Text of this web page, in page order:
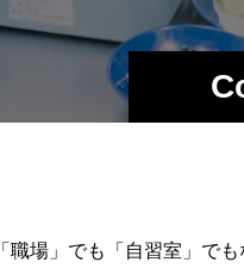
「職場」でも「自習室」で